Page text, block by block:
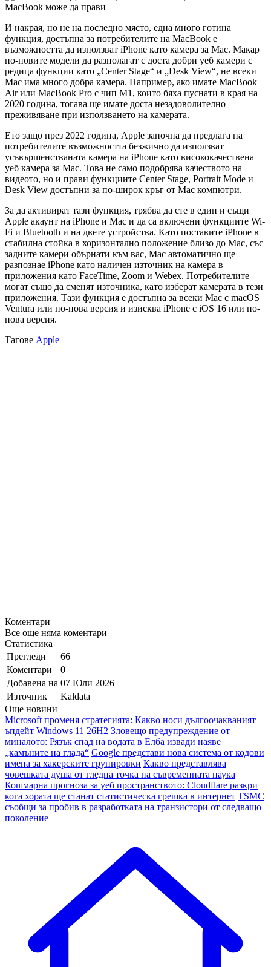
И накрая, но не на последно място, една много готина
функция, достъпна за потребителите на MacBook е
възможността да използват iPhone като камера за Mac. Макар
по-новите модели да разполагат с доста добри уеб камери с
редица функции като „Center Stage“ и „Desk View“, не всеки
Mac има много добра камера. Например, ако имате MacBook
Air или MacBook Pro с чип M1, които бяха пуснати в края на
2020 година, тогава ще имате доста незадоволително
преживяване при използването на камерата.
Ето защо през 2022 година, Apple започна да предлага на
потребителите възможността безжично да използват
усъвършенстваната камера на iPhone като висококачествена
уеб камера за Mac. Това не само подобрява качеството на
видеото, но и прави функциите Center Stage, Portrait Mode и
Desk View достъпни за по-широк кръг от Mac компютри.
За да активират тази функция, трябва да сте в един и същи
Apple акаунт на iPhone и Mac и да са включени функциите Wi-
Fi и Bluetooth и на двете устройства. Като поставите iPhone в
стабилна стойка в хоризонтално положение близо до Mac, със
задните камери обърнати към вас, Mac автоматично ще
разпознае iPhone като наличен източник на камера в
приложения като FaceTime, Zoom и Webex. Потребителите
могат също да сменят източника, като изберат камерата в тези
приложения. Тази функция е достъпна за всеки Mac с macOS
Ventura или по-нова версия и изисква iPhone с iOS 16 или по-
нова версия.
Тагове Apple
Коментари
Все още няма коментари
Статистика
Прегледи
66
Коментари
0
Добавена на 07 Юли 2026
Източник
Kaldata
Още новини
Microsoft променя стратегията: Какво носи дългоочакваният
ъпдейт Windows 11 26H2 Зловещо предупреждение от
миналото: Рязък спад на водата в Елба извади наяве
„камъните на глада“ Google представи нова система от кодови
имена за хакерските групировки Какво представлява
човешката душа от гледна точка на съвременната наука
Кошмарна прогноза за уеб пространството: Cloudflare разкри
кога хората ще станат статистическа грешка в интернет TSMC
съобщи за пробив в разработката на транзистори от следващо
поколение